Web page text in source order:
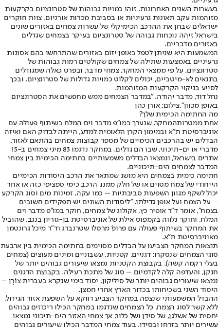
בעשרות השנים האחרונות, זוהו כמויות גבוהות של סטרונציום בקרקעות
מזוהמות עקב תאונות גרעיניות או בסביבת מכרות אורניום. צוות חוקרים
ישראלים שבחן את ההרכב הכימיקלי של עשרות צמחים באזורים שונים
בישראל זיהה נוכחות גבוהה של סטרונציום בעיקר בצמחים שגדלים
באזורים מדבריים.
המשמעות היא שניתן לטפל באופן יזום באזורים שהתרחשו בהם אסונות
גרעיניים באמצעות שתילה של צמחים שקולטים רמות גבוהות של
סטרונציום. על פי ממצאי המחקר, צמחי מדבר, ובפרט כאלה שמגודלים
בתנאים לא-מיטביים, יכולים לקלוט כמויות גדולות של סטרונציום, ובכך
לסייע בניקוי הקרקעות המזוהמות.
נחל דוד, מדבר יהודה. "במדבר הצמחים ממש מחפשים את הסטרונציום
באופן מכוון",צילום: אורן כהן
מה החתימה הכימית שלך?
אחת ממטרותהמחקר, שנערך במו"פ מדבר וים המלח בשיתוף פעולה עם
אוניברסיטת ת"א ובמימון הקרן הלאומית למדע, הייתה לבדוק האם ואיזה
הבדלים יש בהרכבים הכימיים של מספר קבוצות צמחים בהתאם לאזור,
מדברי או ים-תיכוני, שבו הם גדלים. במחקר נדגמו 83 מיני צמחים ב-15
אתרים בישראל, ונמצאו הבדלים משמעותיים בחתימה הכימית בין צמחי
המדבר לצמחים הים-תיכוניים.
חתימה כימית בצמחים היא מושג שמתאר את הרכב היסודות הכימיים
הייחודי של צמח מסוים או של חלק ממנו. הרכב כימי ספציפי כזה או אחר
יכול לשקף מגוון השפעות סביבתיות – כמו עקה, זמינות מים וסוג הקרקע
– על הצמח ועל אופן גדילתו. "ליסודות השונים יש תפקידים חשובים
בצמח", אומר ד"ר אופיר כץ, אקולוג של צמחים, חוקר במו"פ מדבר וים
המלח, וחוקר נלווה בקמפוס אילת של אוניברסיטת בן-גוריון בנגב, שהוביל
את המחקר בשיתוף פעולה עם פרופ' מרסלו שטרנברג וד"ר מיכל גרונטמן
מאוניברסיטת ת"א.
תוצאות המחקר הצביעו על הבדלים מסוימים בחתימה הכימית בין ארבעת
סוגי הצמחים שנסקרו: דגניים, קטניות, עשבוניים ומינים מעוצים (צמחים
בעלי רקמה קשה). בקבוצת הקטניות נמצאו שיעורים גבוהים יותר של
חנקן, והעדפה קלה לקדמיום – סוג של מתכת רעילה. בקבוצת הדגנים
נמצאו שיעורים גבוהים יותר של סיליקון, יסוד כימי שנקרא בעברית צוֹרָן –
היסוד השני בשכיחותו בכדור הארץ אחרי חמצן.
ההבדל המשמעותי שנצפה במחקר הצביע דווקא על השפעת אזור הגידול,
ללא קשר לסוג הצמח. כל הצמחים שנדגמו במחקר הכילו ריכוזים גבוהים
יחסית של אשלגן, של סידן ושל כלור, אך צמחי האזור הים-תיכוני נמצאו
עשירים יותר בזרחן ובסידן, בעוד צמחי המדבר הכילו שיעורים גבוהים